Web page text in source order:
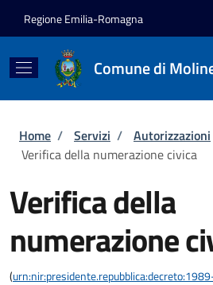
Regione Emilia-Romagna
Comune di
Briciole di pane
Home / Servizi / Autorizzazioni
Verifica della numerazione civica
Verifica della
numerazione
(